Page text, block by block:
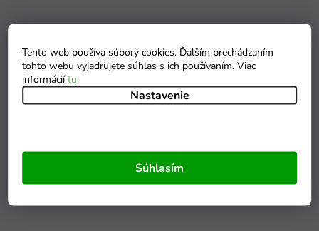
Tento web používa súbory cookies. Ďalším prechádzaním
tohto webu vyjadrujete súhlas s ich používaním. Viac
informáciítu.
Nastavenie
Súhlasím